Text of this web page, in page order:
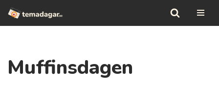
Hoppa
Muffinsdagen